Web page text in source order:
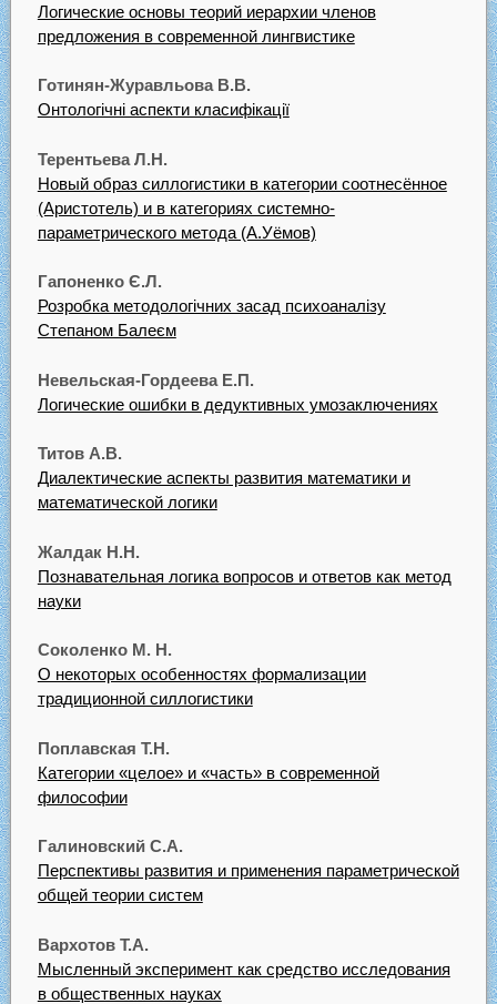
Логические основы теорий иерархии членов
предложения в современной лингвистике
Готинян-Журавльова В.В.
Онтологічні аспекти класифікації
Терентьева Л.Н.
Новый образ силлогистики в категории соотнесённое
(Аристотель) и в категориях системно-
параметрического метода (А.Уёмов)
Гапоненко Є.Л.
Розробка методологічних засад психоаналізу
Степаном Балеєм
Невельская-Гордеева Е.П.
Логические ошибки в дедуктивных умозаключениях
Титов А.В.
Диалектические аспекты развития математики и
математической логики
Жалдак Н.Н.
Познавательная логика вопросов и ответов как метод
науки
Соколенко М. Н.
О некоторых особенностях формализации
традиционной силлогистики
Поплавская Т.Н.
Категории «целое» и «часть» в современной
философии
Галиновский С.А.
Перспективы развития и применения параметрической
общей теории систем
Вархотов Т.А.
Мысленный эксперимент как средство исследования
в общественных науках